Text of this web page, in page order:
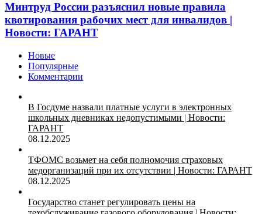
Минтруд России разъяснил новые правила
квотирования рабочих мест для инвалидов |
Новости: ГАРАНТ
Новые
Популярные
Комментарии
В Госдуме назвали платные услуги в электронных
школьных дневниках недопустимыми | Новости:
ГАРАНТ
08.12.2025
ТФОМС возьмет на себя полномочия страховых
медорганизаций при их отсутствии | Новости: ГАРАНТ
08.12.2025
Государство станет регулировать цены на